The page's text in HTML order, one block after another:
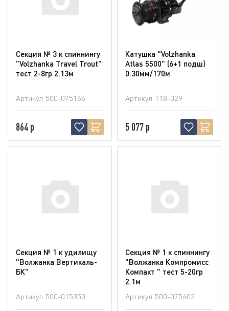
Секция № 3 к спиннингу
"Volzhanka Travel Trout"
тест 2-8гр 2.13м
Артикул 500-075166
864 р
Катушка "Volzhanka
Atlas 5500" (6+1 подш)
0.30мм/170м
Артикул 118-329
5 077 р
Секция № 1 к удилищу
"Волжанка Вертикаль-
БК"
Артикул 500-015350
Секция № 1 к спиннингу
"Волжанка Компромисс
Компакт " тест 5-20гр
2.1м
Артикул 500-075402